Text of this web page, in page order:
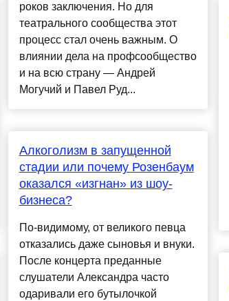
роков заключения. Но для
театрального сообщества этот
процесс стал очень важным. О
влиянии дела на профсообщество
и на всю страну — Андрей
Могучий и Павел Руд...
Алкоголизм в запущенной
стадии или почему Розенбаум
оказался «изгнан» из шоу-
бизнеса?
По-видимому, от великого певца
отказались даже сыновья и внуки.
После концерта преданные
слушатели Александра часто
одаривали его бутылочкой